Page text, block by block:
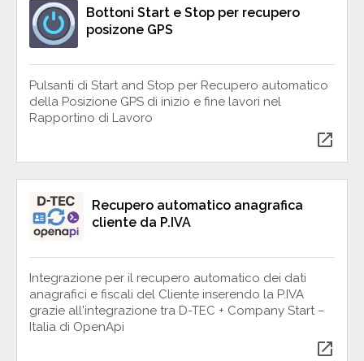
Bottoni Start e Stop per recupero
posizone GPS
Pulsanti di Start and Stop per Recupero automatico
della Posizione GPS di inizio e fine lavori nel
Rapportino di Lavoro
open_in_new
Recupero automatico anagrafica
cliente da P.IVA
Integrazione per il recupero automatico dei dati
anagrafici e fiscali del Cliente inserendo la P.IVA
grazie all'integrazione tra D-TEC + Company Start –
Italia di OpenApi
open_in_new